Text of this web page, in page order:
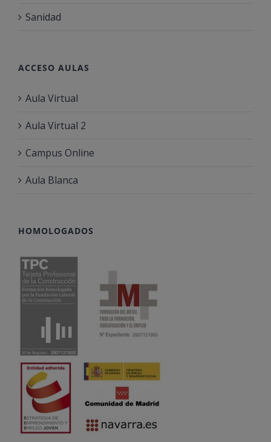
Sanidad
ACCESO AULAS
Aula Virtual
Aula Virtual 2
Campus Online
Aula Blanca
HOMOLOGADOS